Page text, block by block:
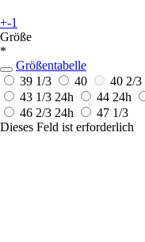
+-1
Größe
*
Größentabelle
39 1/3
40 40 2/3
43 1/3 24h 44 24h
46 2/3 24h
47 1/3
Dieses Feld ist erforderlich